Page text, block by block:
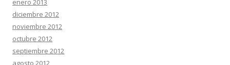
enero 2013
diciembre 2012
noviembre 2012
octubre 2012
septiembre 2012
agosto 2012